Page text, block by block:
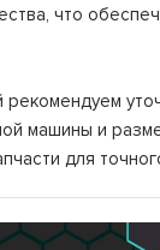
что
рекомендуем
машины и
для